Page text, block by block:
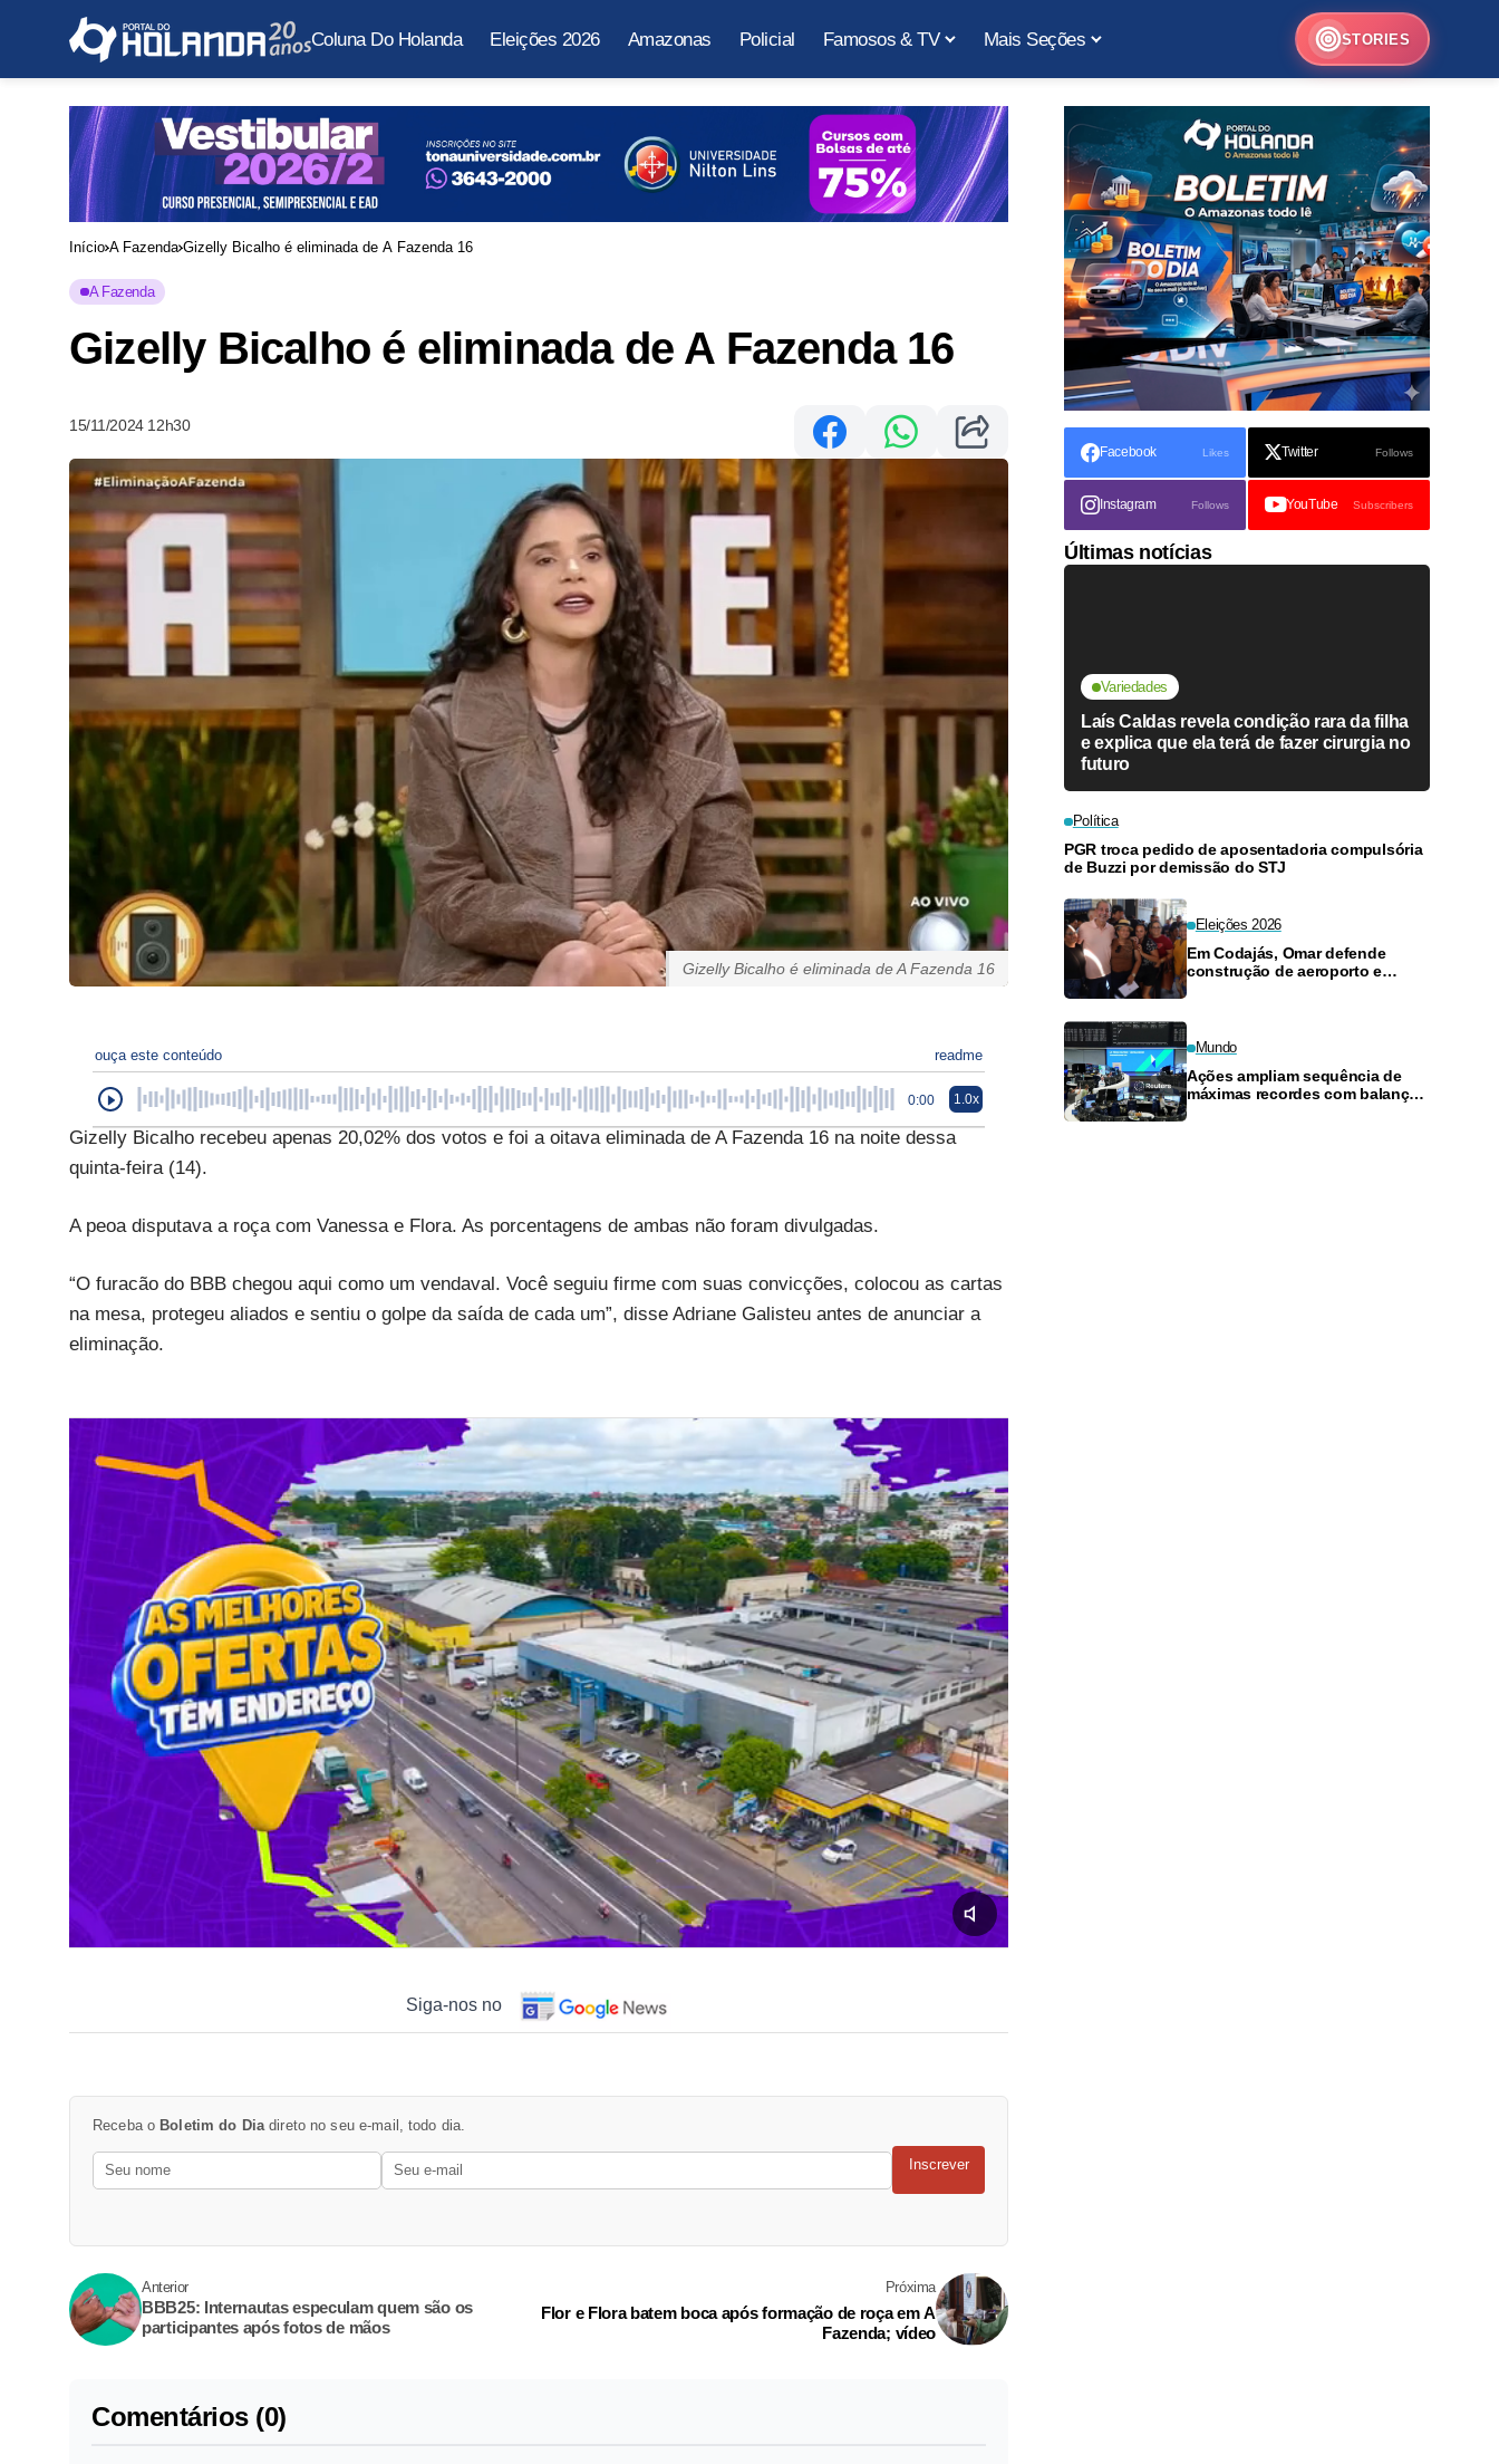
Coluna Do Holanda Eleições 2026 Amazonas Policial Famosos & TV Mais Seções STORIES
Início A Fazenda Gizelly Bicalho é eliminada de A Fazenda 16
A Fazenda
Gizelly Bicalho é eliminada de A Fazenda 16
15/11/2024 12h30
Gizelly Bicalho é eliminada de A Fazenda 16
ouça este conteúdo readme
0:00 1.0x
Gizelly Bicalho recebeu apenas 20,02% dos votos e foi a oitava eliminada de A Fazenda 16 na noite dessa
quinta-feira (14).
A peoa disputava a roça com Vanessa e Flora. As porcentagens de ambas não foram divulgadas.
“O furacão do BBB chegou aqui como um vendaval. Você seguiu firme com suas convicções, colocou as cartas
na mesa, protegeu aliados e sentiu o golpe da saída de cada um”, disse Adriane Galisteu antes de anunciar a
eliminação.
Siga-nos no
Receba o Boletim do Dia direto no seu e-mail, todo dia.
Inscrever
Anterior
BBB25: Internautas especulam quem são os
participantes após fotos de mãos
Próxima
Flor e Flora batem boca após formação de roça em A
Fazenda; vídeo
Comentários (0)
Facebook Likes Twitter Follows
Instagram Follows YouTube Subscribers
Últimas notícias
Variedades
Laís Caldas revela condição rara da filha
e explica que ela terá de fazer cirurgia no
futuro
Política
PGR troca pedido de aposentadoria compulsória
de Buzzi por demissão do STJ
Eleições 2026
Em Codajás, Omar defende
construção de aeroporto e
Mundo
Ações ampliam sequência de
máximas recordes com balanços